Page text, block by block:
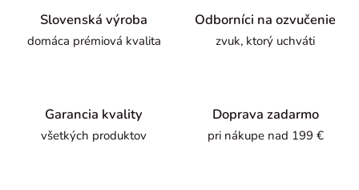
Slovenská výroba
domáca prémiová kvalita
Odborníci na ozvučenie
zvuk, ktorý uchváti
Garancia kvality
všetkých produktov
Doprava zadarmo
pri nákupe nad 199 €